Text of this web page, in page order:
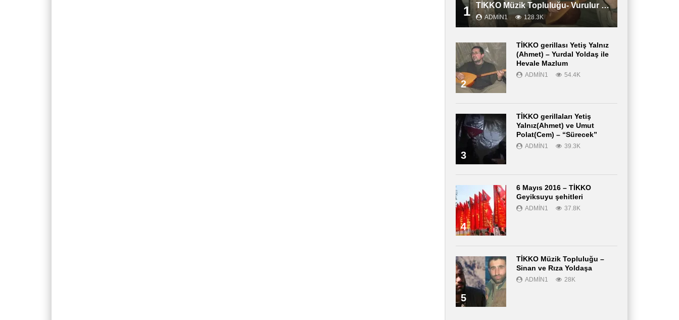
1 TİKKO Müzik Topluluğu- Vurulur Vali
ADMIN1 128.3K
2
TİKKO gerillası Yetiş Yalnız
(Ahmet) – Yurdal Yoldaş ile
Hevale Mazlum
ADMIN1 54.4K
3
TİKKO gerillaları Yetiş
Yalnız(Ahmet) ve Umut
Polat(Cem) – “Sürecek”
ADMIN1 39.3K
4
6 Mayıs 2016 – TİKKO
Geyiksuyu şehitleri
ADMIN1 37.8K
5
TİKKO Müzik Topluluğu –
Sinan ve Rıza Yoldaşa
ADMIN1 28K